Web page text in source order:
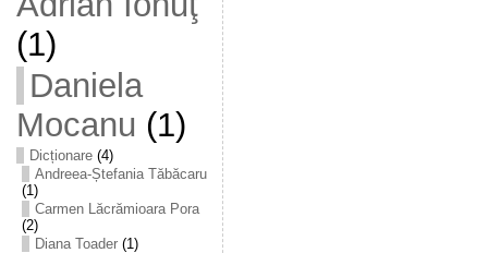
(1)
Daniela
Mocanu (1)
Dicționare(4)
Andreea-Ștefania Tăbăcaru
(1)
Carmen Lăcrămioara Pora
(2)
Diana Toader(1)